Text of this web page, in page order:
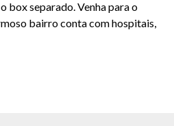
box separado. Venha para o
bairro conta com hospitais,